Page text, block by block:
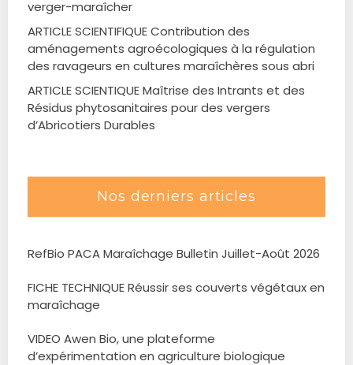
verger-maraîcher
ARTICLE SCIENTIFIQUE Contribution des
aménagements agroécologiques à la régulation
des ravageurs en cultures maraîchères sous abri
ARTICLE SCIENTIQUE Maîtrise des Intrants et des
Résidus phytosanitaires pour des vergers
d’Abricotiers Durables
Nos derniers articles
RefBio PACA Maraîchage Bulletin Juillet-Août 2026
FICHE TECHNIQUE Réussir ses couverts végétaux en
maraîchage
VIDEO Awen Bio, une plateforme
d’expérimentation en agriculture biologique